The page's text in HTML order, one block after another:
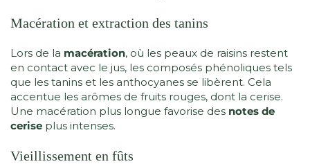
Macération et extraction des tanins
Lors de la macération, où les peaux de raisins restent
en contact avec le jus, les composés phénoliques tels
que les tanins et les anthocyanes se libèrent. Cela
accentue les arômes de fruits rouges, dont la cerise.
Une macération plus longue favorise des notes de
cerise plus intenses.
Vieillissement en fûts